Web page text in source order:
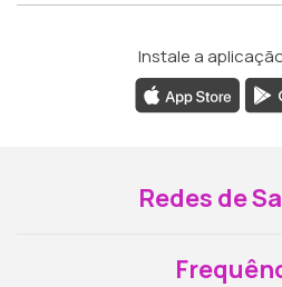
Instale a
Redes de